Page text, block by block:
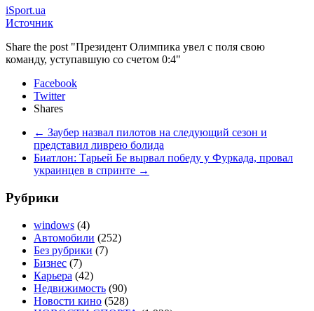
iSport.ua
Источник
Share the post "Президент Олимпика увел с поля свою
команду, уступавшую со счетом 0:4"
Facebook
Twitter
Shares
← Заубер назвал пилотов на следующий сезон и
представил ливрею болида
Биатлон: Тарьей Бе вырвал победу у Фуркада, провал
украинцев в спринте →
Рубрики
windows (4)
Автомобили (252)
Без рубрики (7)
Бизнес (7)
Карьера (42)
Недвижимость (90)
Новости кино (528)